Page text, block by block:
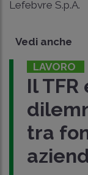
Lefebvre S.p.A.
Vedi anche
LAVORO
Il TFR
tra